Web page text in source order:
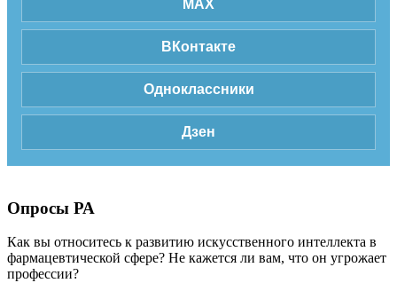
MAX
ВКонтакте
Одноклассники
Дзен
Опросы РА
Как вы относитесь к развитию искусственного интеллекта в
фармацевтической сфере? Не кажется ли вам, что он угрожает
профессии?